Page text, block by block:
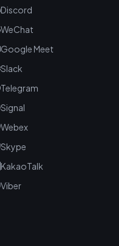
Discord
WeChat
Google Meet
Slack
Telegram
Signal
Webex
Skype
KakaoTalk
Viber